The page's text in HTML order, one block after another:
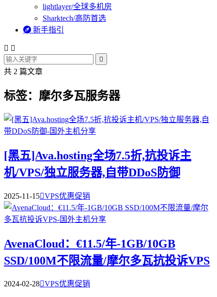
lightlayer/全球多机房
Sharktech/高防首选
 新手指引
 

共 2 篇文章
标签：摩尔多瓦服务器
[黑五]Ava.hosting全场7.5折,抗投诉主
机/VPS/独立服务器,自带DDoS防御
2025-11-15VPS优惠促销
AvenaCloud：€11.5/年-1GB/10GB
SSD/100M不限流量/摩尔多瓦抗投诉VPS
2024-02-28VPS优惠促销